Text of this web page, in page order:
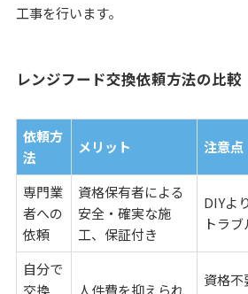
工事を行います。
レンジフード交換依頼方法の比較
依頼方
法
メリット 注意点
専門業
者への
依頼
資格保有者による
安全・確実な施
工、保証付き
DIYよ
トラ
自分で
交換
人件費を抑えられ
資格不